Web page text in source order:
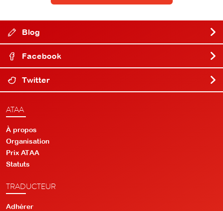
Blog
Facebook
Twitter
ATAA
À propos
Organisation
Prix ATAA
Statuts
TRADUCTEUR
Adhérer